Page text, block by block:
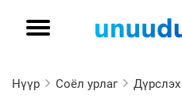
Нүүр Соёл урлаг Дүрслэх